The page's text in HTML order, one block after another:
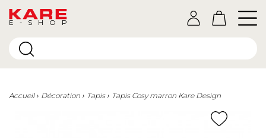
E-SHOP
Accueil Décoration Tapis Tapis Cosy marron Kare Design